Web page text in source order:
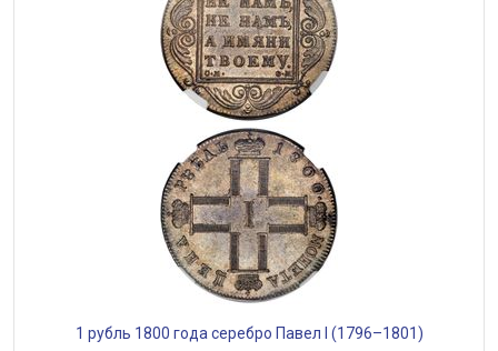
1 рубль 1800 года серебро Павел I (1796–1801)